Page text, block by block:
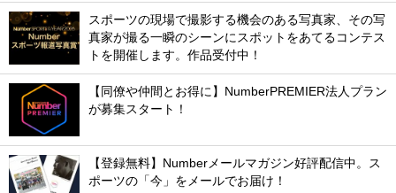
スポーツの現場で撮影する機会のある写真家、その写
真家が撮る一瞬のシーンにスポットをあてるコンテス
トを開催します。作品受付中！
【同僚や仲間とお得に】NumberPREMIER法人プラン
が募集スタート！
【登録無料】Numberメールマガジン好評配信中。ス
ポーツの「今」をメールでお届け！